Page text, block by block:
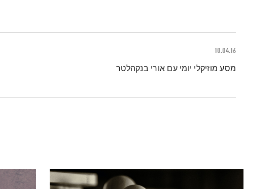
10.04.16
תמצית הפודקאסט
מסע מוזיקלי יומי עם אורי בנקהלטר